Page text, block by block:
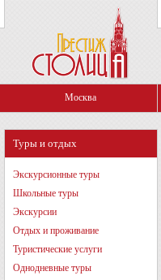
Москва
Туры и отдых
Экскурсионные туры
Школьные туры
Экскурсии
Отдых и проживание
Туристические услуги
Однодневные туры